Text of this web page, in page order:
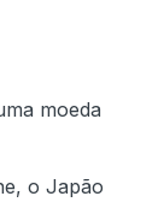
moeda
o Japão